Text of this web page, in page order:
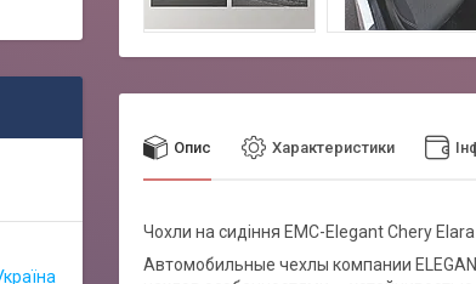
Опис Характеристики
Чохли на сидіння EMC-Elegant Chery
Автомобильные чехлы компании